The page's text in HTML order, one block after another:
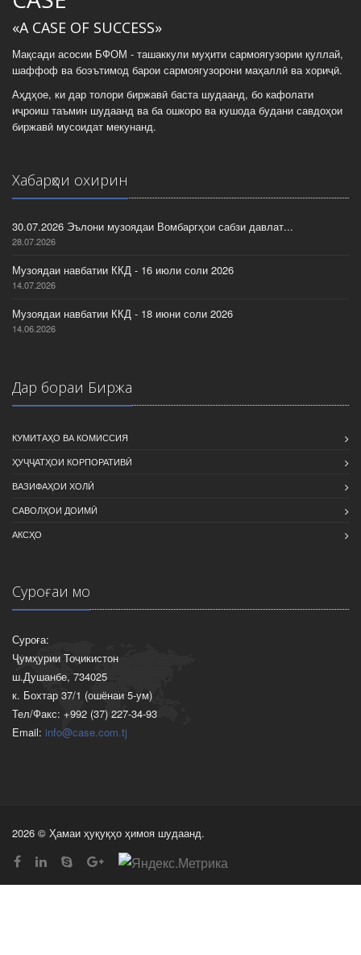
«A CASE OF SUCCESS»
Мақсади асосии БФОМ - ташаккули муҳити сармоягузории қуллай,
шаффоф ва боэътимод барои сармоягузорони маҳаллӣ ва хориҷӣ.
Аҳдҳое, ки дар толори биржавӣ баста шудаанд, бо кафолати
иҷроиш таъмин шудаанд ва ба ошкоро ва кушода будани савдоҳои
биржавӣ мусоидат мекунанд.
Хабарҳои охирин
30.07.2026 Эълони музоядаи Вомбаргҳои сабзи давлат...
28.07.2026
Музоядаи навбатии ККД - 16 июли соли 2026
14.07.2026
Музоядаи навбатии ККД - 18 июни соли 2026
14.06.2026
Дар бораи Биржа
КУМИТАҲО ВА КОМИССИЯ
ҲУҶҶАТҲОИ КОРПОРАТИВӢ
ВАЗИФАҲОИ ХОЛӢ
САВОЛҲОИ ДОИМӢ
АКСҲО
Суроғаи мо
Суроға:
Ҷумҳурии Тоҷикистон
ш.Душанбе, 734025
к. Бохтар 37/1 (ошёнаи 5-ум)
Тел/Факс: +992 (37) 227-34-93
Email: info@case.com.tj
2026 © Ҳамаи ҳуқуқҳо ҳимоя шудаанд.